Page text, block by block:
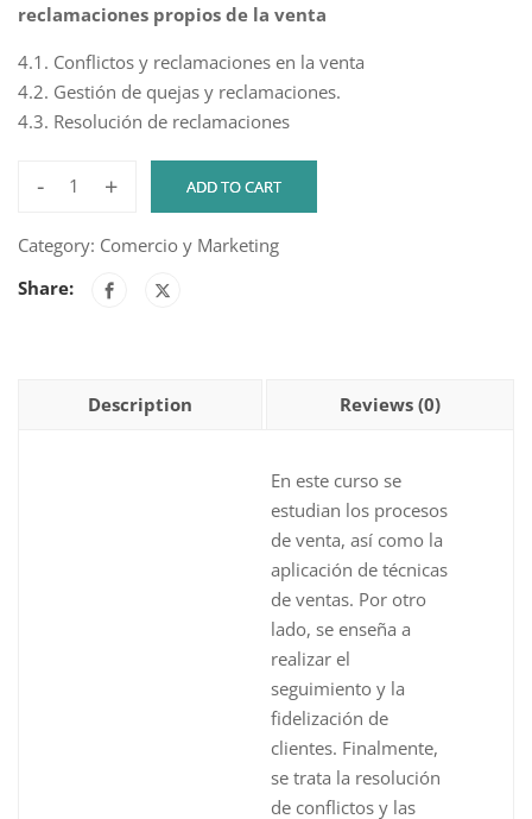
reclamaciones propios de la venta
4.1. Conflictos y reclamaciones en la venta
4.2. Gestión de quejas y reclamaciones.
4.3. Resolución de reclamaciones
-
TÉCNICAS
VENTA
quantity
+ ADD TO CART
Category: Comercio y Marketing
Share:
Description Reviews (0)
En este curso se
estudian los procesos
de venta, así como la
aplicación de técnicas
de ventas. Por otro
lado, se enseña a
realizar el
seguimiento y la
fidelización de
clientes. Finalmente,
se trata la resolución
de conflictos y las